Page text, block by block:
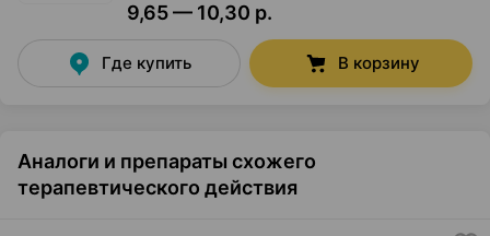
9,65 — 10,30 р.
Где купить В корзину
Аналоги и препараты схожего
терапевтического действия